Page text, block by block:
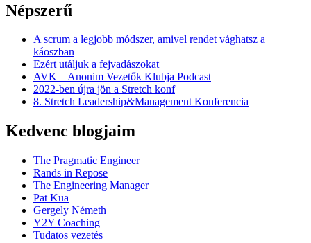
Népszerű
A scrum a legjobb módszer, amivel rendet vághatsz a
káoszban
Ezért utáljuk a fejvadászokat
AVK – Anonim Vezetők Klubja Podcast
2022-ben újra jön a Stretch konf
8. Stretch Leadership&Management Konferencia
Kedvenc blogjaim
The Pragmatic Engineer
Rands in Repose
The Engineering Manager
Pat Kua
Gergely Németh
Y2Y Coaching
Tudatos vezetés